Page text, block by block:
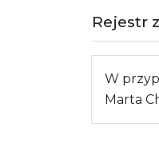
Rejestr
W
Marta